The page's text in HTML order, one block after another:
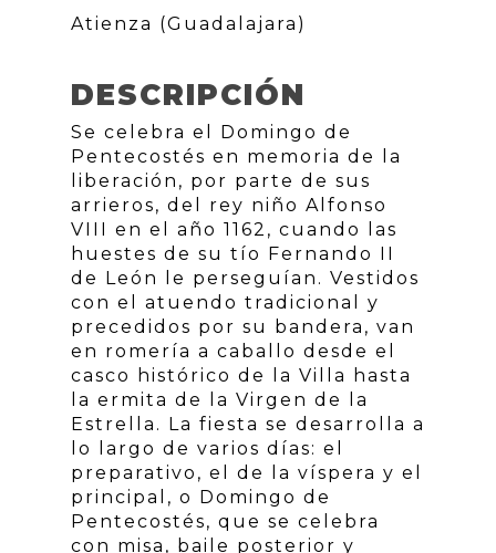
Atienza (Guadalajara)
DESCRIPCIÓN
Se celebra el Domingo de
Pentecostés en memoria de la
liberación, por parte de sus
arrieros, del rey niño Alfonso
VIII en el año 1162, cuando las
huestes de su tío Fernando II
de León le perseguían. Vestidos
con el atuendo tradicional y
precedidos por su bandera, van
en romería a caballo desde el
casco histórico de la Villa hasta
la ermita de la Virgen de la
Estrella. La fiesta se desarrolla a
lo largo de varios días: el
preparativo, el de la víspera y el
principal, o Domingo de
Pentecostés, que se celebra
con misa, baile posterior y